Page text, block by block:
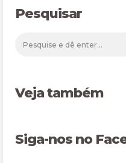
Pesquisar
Veja também
Siga-nos no